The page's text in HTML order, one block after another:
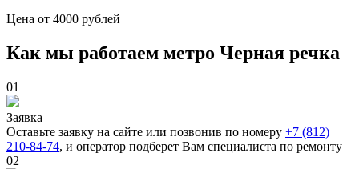
Цена от 4000 рублей
Как мы работаем метро Черная речка
01
Заявка
Оставьте заявку на сайте или позвонив по номеру +7 (812)
210-84-74, и оператор подберет Вам специалиста по ремонту
02